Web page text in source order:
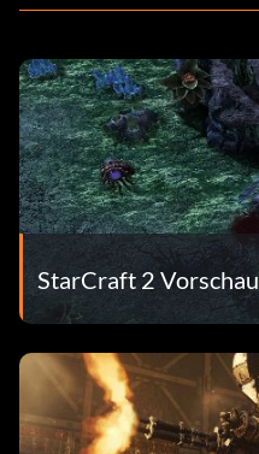
StarCraft 2 Vorschau